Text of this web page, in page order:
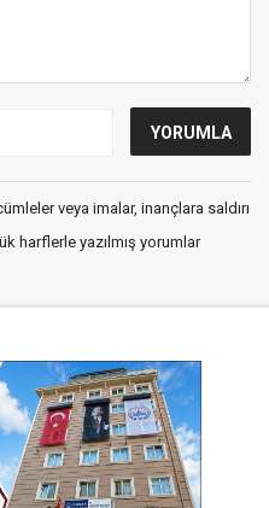
veya imalar, inançlara saldırı
harflerle yazılmış yorumlar